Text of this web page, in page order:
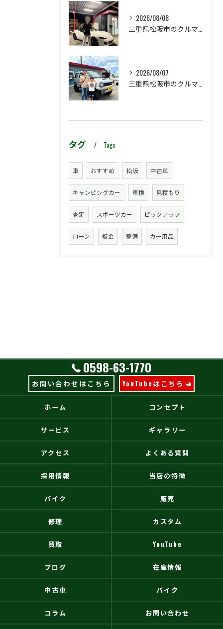
2026/08/08
2026/08/07
タグ Tags
車 おすすめ 松阪 中古車
キャンピングカー 車検 見積もり
査定 スポーツカー ピックアップ
ローン 板金 整備 カー用品
0598-63-1770
お問い合わせはこちら YouTubeはこちら
ホーム コンセプト
サービス ギャラリー
アクセス よくある質問
採用情報 当店の特徴
バイク 販売
修理 カスタム
買取 YouTube
ブログ 在庫情報
中古車 バイク
コラム お問い合わせ